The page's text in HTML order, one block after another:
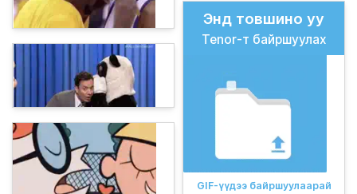
Энд товшино уу
Tenor-т байршуулах
GIF-үүдээ байршуулаарай